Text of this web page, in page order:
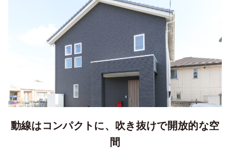
動線はコンパクトに、吹き抜けで開放的な空
間